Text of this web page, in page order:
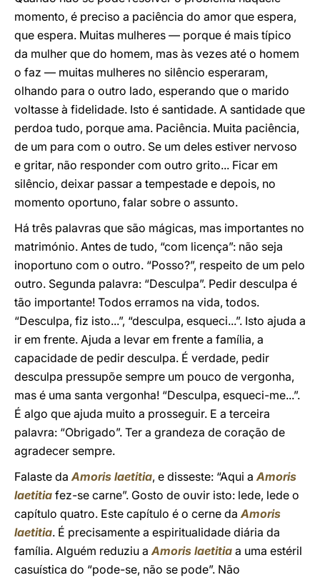
momento, é preciso a paciência do amor que espera,
que espera. Muitas mulheres — porque é mais típico
da mulher que do homem, mas às vezes até o homem
o faz — muitas mulheres no silêncio esperaram,
olhando para o outro lado, esperando que o marido
voltasse à fidelidade. Isto é santidade. A santidade que
perdoa tudo, porque ama. Paciência. Muita paciência,
de um para com o outro. Se um deles estiver nervoso
e gritar, não responder com outro grito... Ficar em
silêncio, deixar passar a tempestade e depois, no
momento oportuno, falar sobre o assunto.
Há três palavras que são mágicas, mas importantes no
matrimónio. Antes de tudo, “com licença”: não seja
inoportuno com o outro. “Posso?”, respeito de um pelo
outro. Segunda palavra: “Desculpa”. Pedir desculpa é
tão importante! Todos erramos na vida, todos.
“Desculpa, fiz isto...”, “desculpa, esqueci...”. Isto ajuda a
ir em frente. Ajuda a levar em frente a família, a
capacidade de pedir desculpa. É verdade, pedir
desculpa pressupõe sempre um pouco de vergonha,
mas é uma santa vergonha! “Desculpa, esqueci-me...”.
É algo que ajuda muito a prosseguir. E a terceira
palavra: “Obrigado”. Ter a grandeza de coração de
agradecer sempre.
Falaste daAmoris laetitia, e disseste: “Aqui aAmoris
laetitia fez-se carne”. Gosto de ouvir isto: lede, lede o
capítulo quatro. Este capítulo é o cerne daAmoris
laetitia. É precisamente a espiritualidade diária da
família. Alguém reduziu aAmoris laetitia a uma estéril
casuística do “pode-se, não se pode”. Não